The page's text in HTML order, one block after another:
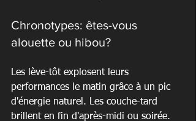
Chronotypes: êtes-vous
alouette ou hibou?
Les lève-tôt explosent leurs
performances le matin grâce à un pic
d'énergie naturel. Les couche-tard
brillent en fin d'après-midi ou soirée.